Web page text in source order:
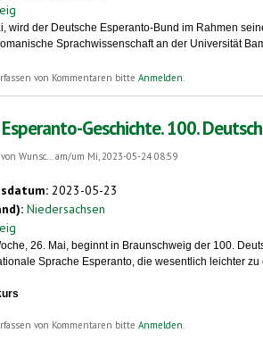
wird der Deutsche Esperanto-Bund im Rahmen
Sprachwissenschaft an der Universität
eines neuen Vorsitzenden des Deutschen Esperanto-
von Kommentaren bitte Anmelden
Geschichte. 100.
Wunsc...am/um Mi, 2023-05-24 08:59
2023-05-23
Niedersachsen
26. Mai, beginnt in Braunschweig der 100.
Sprache Esperanto, die wesentlich leichter
Esperanto-Geschichte. 100. Deutscher Esperanto-
von Kommentaren bitte Anmelden.